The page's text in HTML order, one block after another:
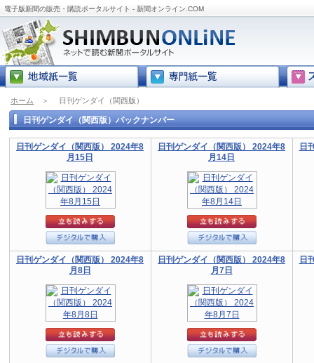
電子版新聞の販売・購読ポータルサイト - 新聞オンライン.COM
ホーム ＞ 日刊ゲンダイ（関西版）
日刊ゲンダイ（関西版）バックナンバー
日刊ゲンダイ（関西版） 2024年8
月15日
日刊ゲンダイ（関西版） 2024年8
月14日
日
日刊ゲンダイ（関西版） 2024年8
月8日
日刊ゲンダイ（関西版） 2024年8
月7日
日